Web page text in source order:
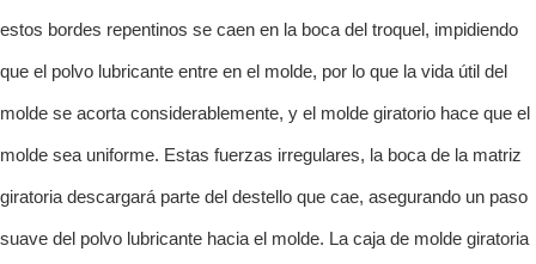
estos bordes repentinos se caen en la boca del troquel, impidiendo
que el polvo lubricante entre en el molde, por lo que la vida útil del
molde se acorta considerablemente, y el molde giratorio hace que el
molde sea uniforme. Estas fuerzas irregulares, la boca de la matriz
giratoria descargará parte del destello que cae, asegurando un paso
suave del polvo lubricante hacia el molde. La caja de molde giratoria